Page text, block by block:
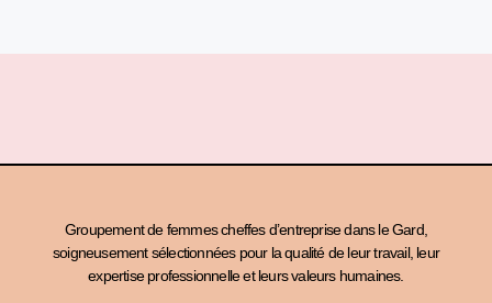
Groupement de femmes cheffes d’entreprise dans le Gard,
soigneusement sélectionnées pour la qualité de leur travail, leur
expertise professionnelle et leurs valeurs humaines.